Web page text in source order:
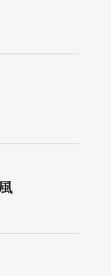
，也豐富了
運用許多抽
舞者發揮的
出舞者身體
即興和日常
體的流暢